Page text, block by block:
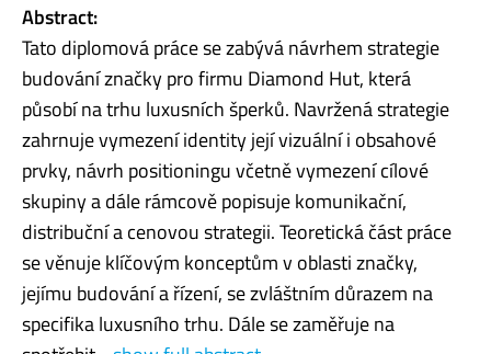
Abstract:
Tato diplomová práce se zabývá návrhem strategie
budování značky pro firmu Diamond Hut, která
působí na trhu luxusních šperků. Navržená strategie
zahrnuje vymezení identity její vizuální i obsahové
prvky, návrh positioningu včetně vymezení cílové
skupiny a dále rámcově popisuje komunikační,
distribuční a cenovou strategii. Teoretická část práce
se věnuje klíčovým konceptům v oblasti značky,
jejímu budování a řízení, se zvláštním důrazem na
specifika luxusního trhu. Dále se zaměřuje na